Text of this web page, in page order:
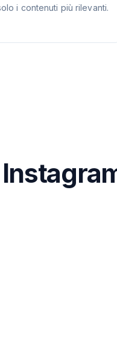
i contenuti più rilevanti.